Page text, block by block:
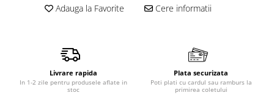
Produse stilizare sprancene
Igiena dentara
Periute de dinti
Adauga la Favorite Cere informatii
Livrare rapida
In 1-2 zile pentru produsele aflate in
stoc
Plata securizata
Poti plati cu cardul sau ramburs la
primirea coletului